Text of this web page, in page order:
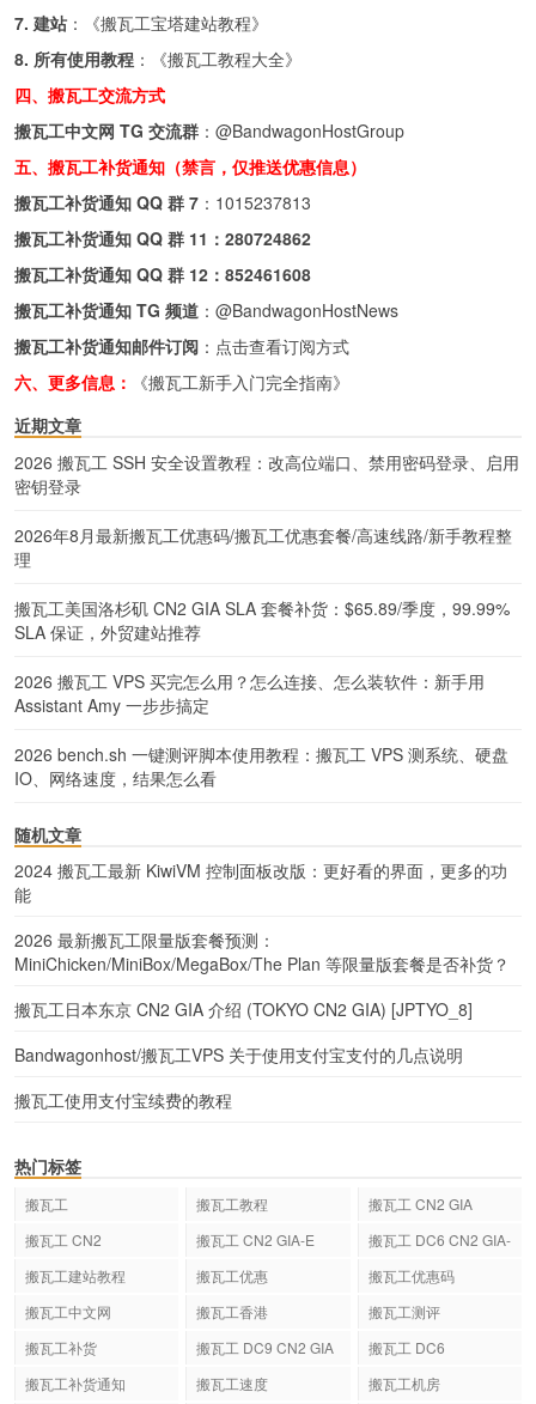
7. 建站 ：《搬瓦工宝塔建站教程》
8. 所有使用教程 ：《搬瓦工教程大全》
四、搬瓦工交流方式
搬瓦工中文网 TG 交流群 ： @BandwagonHostGroup
五、搬瓦工补货通知（禁言，仅推送优惠信息）
搬瓦工补货通知 QQ 群 7 ： 1015237813
搬瓦工补货通知 QQ 群 11： 280724862
搬瓦工补货通知 QQ 群 12： 852461608
搬瓦工补货通知 TG 频道 ： @BandwagonHostNews
搬瓦工补货通知邮件订阅 ： 点击查看订阅方式
六、更多信息：
《搬瓦工新手入门完全指南》
近期文章
2026 搬瓦工 SSH 安全设置教程：改高位端口、禁用密码登录、启用
密钥登录
2026年8月最新搬瓦工优惠码/搬瓦工优惠套餐/高速线路/新手教程整
理
搬瓦工美国洛杉矶 CN2 GIA SLA 套餐补货：$65.89/季度，99.99%
SLA 保证，外贸建站推荐
2026 搬瓦工 VPS 买完怎么用？怎么连接、怎么装软件：新手用
Assistant Amy 一步步搞定
2026 bench.sh 一键测评脚本使用教程：搬瓦工 VPS 测系统、硬盘
IO、网络速度，结果怎么看
随机文章
2024 搬瓦工最新 KiwiVM 控制面板改版：更好看的界面，更多的功
能
2026 最新搬瓦工限量版套餐预测：
MiniChicken/MiniBox/MegaBox/The Plan 等限量版套餐是否补货？
搬瓦工日本东京 CN2 GIA 介绍 (TOKYO CN2 GIA) [JPTYO_8]
Bandwagonhost/搬瓦工VPS 关于使用支付宝支付的几点说明
搬瓦工使用支付宝续费的教程
热门标签
搬瓦工 搬瓦工教程
搬瓦工 CN2 GIA
搬瓦工 CN2
搬瓦工 CN2 GIA-E
搬瓦工 DC6 CN2 GIA-
搬瓦工建站教程 搬瓦工优惠
搬瓦工优惠码
搬瓦工中文网
搬瓦工香港
搬瓦工测评
搬瓦工补货
搬瓦工 DC9 CN2 GIA
搬瓦工 DC6
搬瓦工补货通知
搬瓦工速度 搬瓦工机房